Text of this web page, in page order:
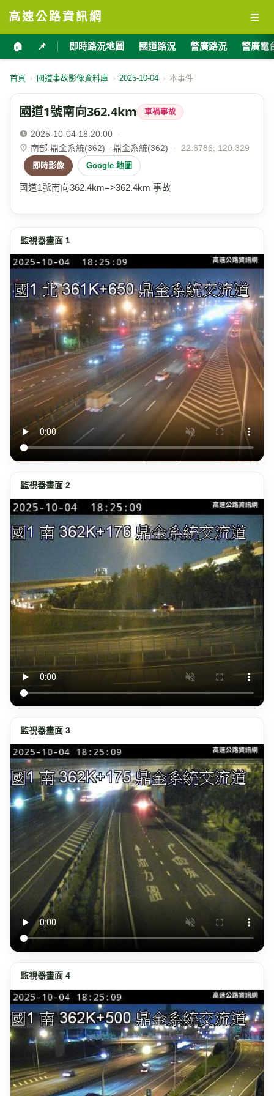
高速公路資訊網 ≡
🏠 📌 即時路況地圖 國道路況 警廣路況 警廣電
首頁 › 國道事故影像資料庫 › 2025-10-04 › 本事件
國道1號南向362.4km 車禍事故
2025-10-04 18:20:00
·
南部 鼎金系統(362) - 鼎金系統(362)
· 22.6786, 120.329
即時影像 Google 地圖
國道1號南向362.4km=>362.4km 事故
監視器畫面 1
監視器畫面 2
監視器畫面 3
監視器畫面 4